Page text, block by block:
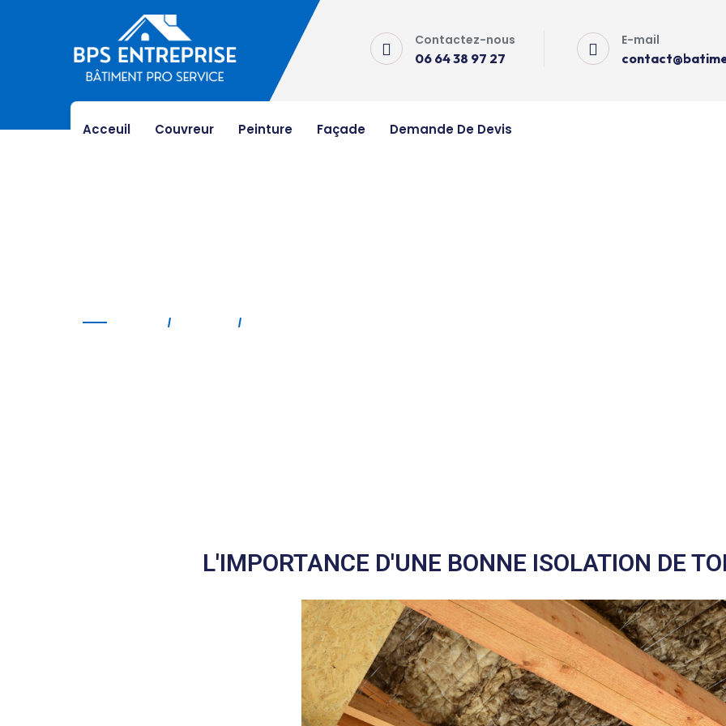
Contactez-nous
06 64 38 97 27
E-mail
Acceuil Couvreur Peinture Façade Demande De Devis
L'IMPORTANCE D'UNE BONNE ISOLATION DE